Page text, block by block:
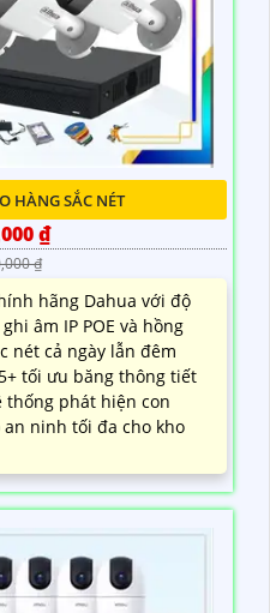
HÀNG SẮC NÉT
₫
₫
hãng Dahua với độ
âm IP POE và hồng
nét cả ngày lẫn đêm
tối ưu băng thông tiết
phát hiện con
ninh tối đa cho kho